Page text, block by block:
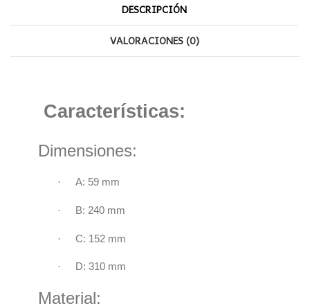
DESCRIPCIÓN
VALORACIONES (0)
Características:
Dimensiones:
· A: 59 mm
· B: 240 mm
· C: 152 mm
· D: 310 mm
Material: